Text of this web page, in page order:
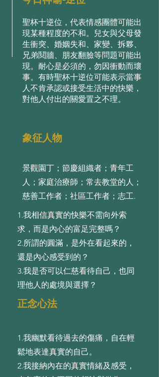
聖杯⼗逆位，代表情感團體可能出
現某種程度的不和。兒⼥與⽗⺟發
⽣衝突、婚姻失和、家變、拆夥、
兄弟鬩牆、朋友翻臉等問題可能出
現。耐⼼是必須的，勿因衝動⽽壞
事。有時聖杯⼗逆位可能表⽰當事
⼈不肯承認或接受⽣活中的快樂，
對他⼈付出的關愛置之不理。
象征人物
景觀園丁；節慶組織者；青年工
人；家庭治療師；常去教堂的人；
慈善工作者；社區工作者；志工.
1.我相信真實的快樂不需向外索
求，⽽是內⼼的富⾜完整嗎？
2.所謂的圓滿，是外在看起來的，
還是內⼼感受到的？
3.我是否可以仁慈看待⾃⼰，也同
理他⼈的處境與選擇？
正念心法
1.我幽默看待過去的傷痛，⾃在輕
鬆地表達真實的⾃⼰。
2.我接納內在的真實情緒及感受，